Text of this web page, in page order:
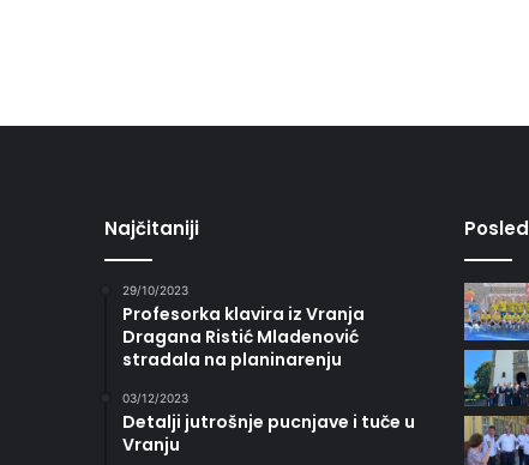
Najčitaniji
29/10/2023
Profesorka klavira iz Vranja
Dragana Ristić Mladenović
stradala na planinarenju
03/12/2023
Detalji jutrošnje pucnjave i tuče u
Vranju